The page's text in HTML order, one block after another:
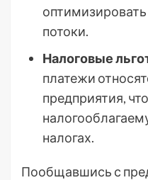
потоки.
Налоговые
платежи
предприятия,
налогах.
Пообщавшись с